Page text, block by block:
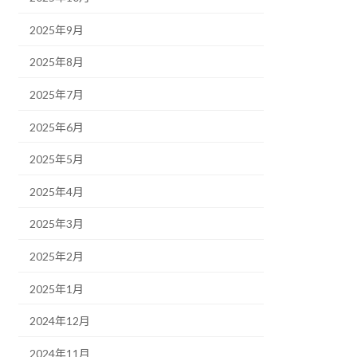
2025年9月
2025年8月
2025年7月
2025年6月
2025年5月
2025年4月
2025年3月
2025年2月
2025年1月
2024年12月
2024年11月